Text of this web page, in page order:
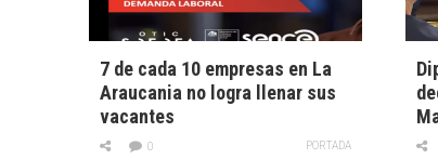
7 de cada 10 empresas en La
Araucania no logra llenar sus
vacantes
PORTADA
0